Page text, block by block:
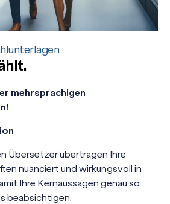
mehrsprachigen
Übersetzer übertragen Ihre
nuanciert und wirkungsvoll in
Ihre Kernaussagen genau so
beabsichtigen.